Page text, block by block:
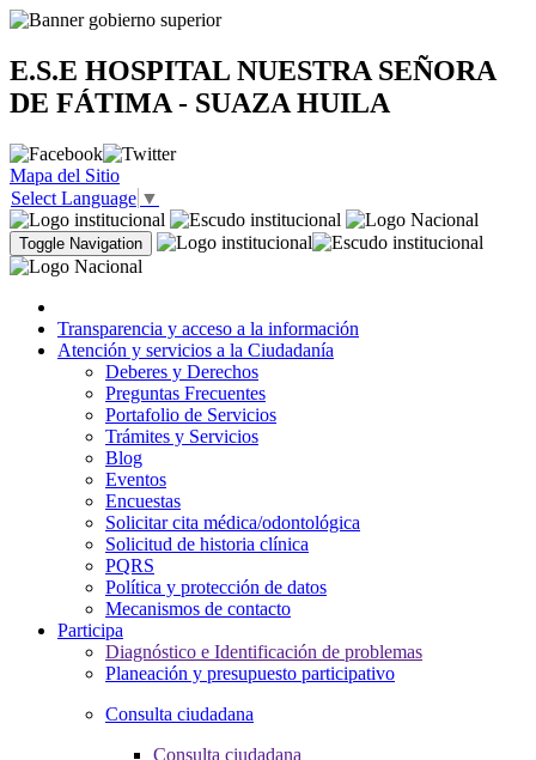
E.S.E HOSPITAL NUESTRA SEÑORA
DE FÁTIMA - SUAZA HUILA
Mapa del Sitio
Select Language ▼
Toggle Navigation
Transparencia y acceso a la información
Atención y servicios a la Ciudadanía
Deberes y Derechos
Preguntas Frecuentes
Portafolio de Servicios
Trámites y Servicios
Blog
Eventos
Encuestas
Solicitar cita médica/odontológica
Solicitud de historia clínica
PQRS
Política y protección de datos
Mecanismos de contacto
Participa
Diagnóstico e Identificación de problemas
Planeación y presupuesto participativo
Consulta ciudadana
Consulta ciudadana